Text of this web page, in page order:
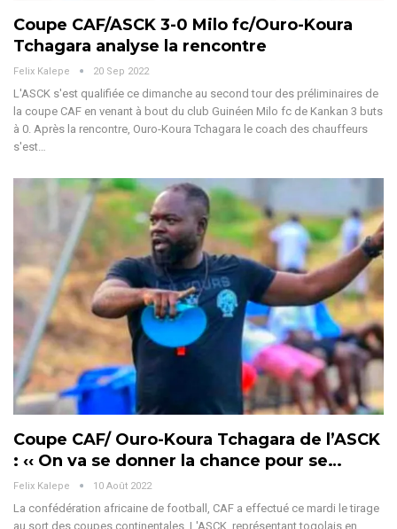
Coupe CAF/ASCK 3-0 Milo fc/Ouro-Koura
Tchagara analyse la rencontre
Felix Kalepe 20 Sep 2022
L'ASCK s'est qualifiée ce dimanche au second tour des préliminaires de
la coupe CAF en venant à bout du club Guinéen Milo fc de Kankan 3 buts
à 0. Après la rencontre, Ouro-Koura Tchagara le coach des chauffeurs
s'est…
Coupe CAF/ Ouro-Koura Tchagara de l’ASCK
: ‹‹ On va se donner la chance pour se…
Felix Kalepe 10 Août 2022
La confédération africaine de football, CAF a effectué ce mardi le tirage
au sort des coupes continentales. L'ASCK, représentant togolais en